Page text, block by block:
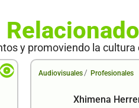
y promoviendo la cultura
Audiovisuales / Profesionales
Xhimena